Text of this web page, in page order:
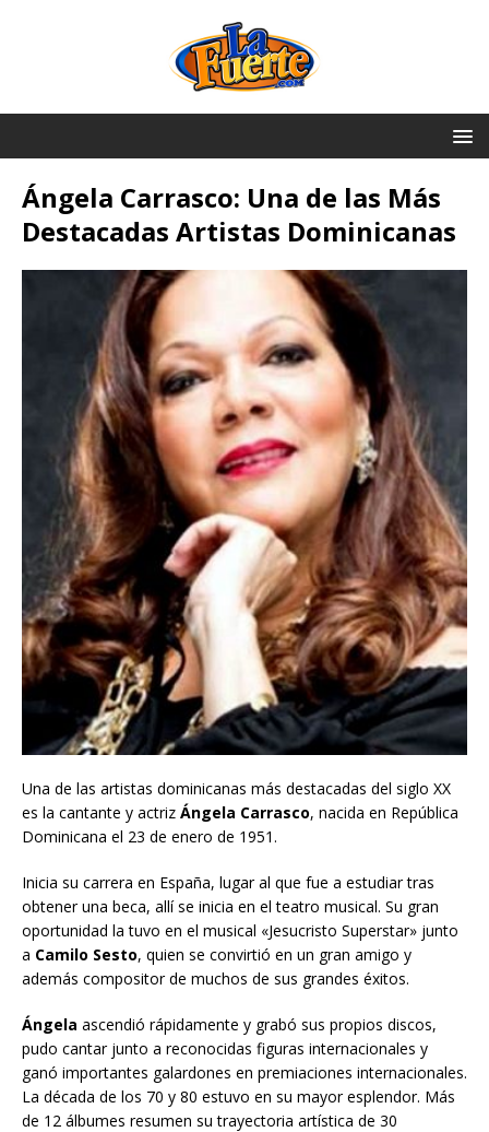
Ángela Carrasco: Una de las Más
Destacadas Artistas Dominicanas
Una de las artistas dominicanas más destacadas del siglo XX
es la cantante y actriz Ángela Carrasco, nacida en República
Dominicana el 23 de enero de 1951.
Inicia su carrera en España, lugar al que fue a estudiar tras
obtener una beca, allí se inicia en el teatro musical. Su gran
oportunidad la tuvo en el musical «Jesucristo Superstar» junto
a Camilo Sesto, quien se convirtió en un gran amigo y
además compositor de muchos de sus grandes éxitos.
Ángela ascendió rápidamente y grabó sus propios discos,
pudo cantar junto a reconocidas figuras internacionales y
ganó importantes galardones en premiaciones internacionales.
La década de los 70 y 80 estuvo en su mayor esplendor. Más
de 12 álbumes resumen su trayectoria artística de 30